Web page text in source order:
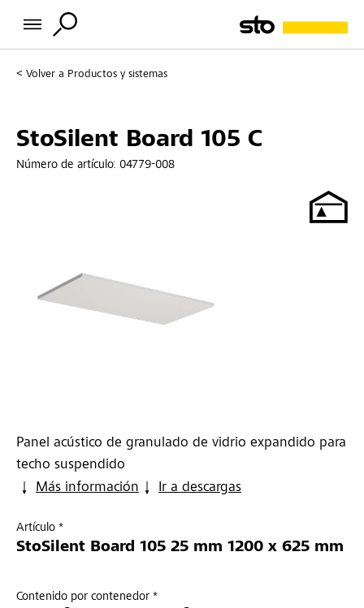
Volver a Productos y sistemas
StoSilent Board 105 C
Número de artículo: 04779-008
Panel acústico de granulado de vidrio expandido para
techo suspendido
Más información
Ir a descargas
Artículo *
StoSilent Board 105 25 mm 1200 x 625 mm
Contenido por contenedor *